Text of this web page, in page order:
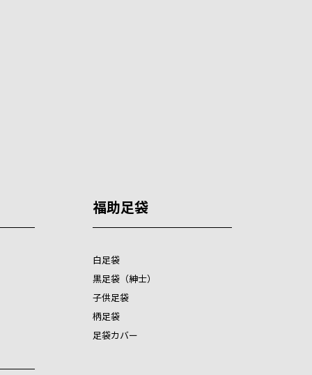
福助足袋
白足袋
黒足袋（紳士）
子供足袋
柄足袋
足袋カバー